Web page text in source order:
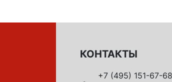
КОНТАКТЫ
+7 (495) 151-67-